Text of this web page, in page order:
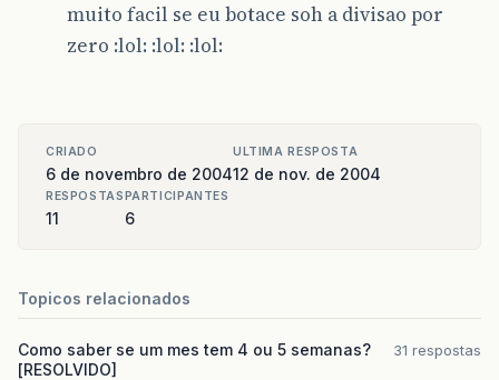
muito facil se eu botace soh a divisao por
zero :lol: :lol: :lol:
CRIADO
6 de novembro de 2004
ULTIMA RESPOSTA
12 de nov. de 2004
RESPOSTAS
11
PARTICIPANTES
6
Topicos relacionados
Como saber se um mes tem 4 ou 5 semanas?
[RESOLVIDO]
31 respostas